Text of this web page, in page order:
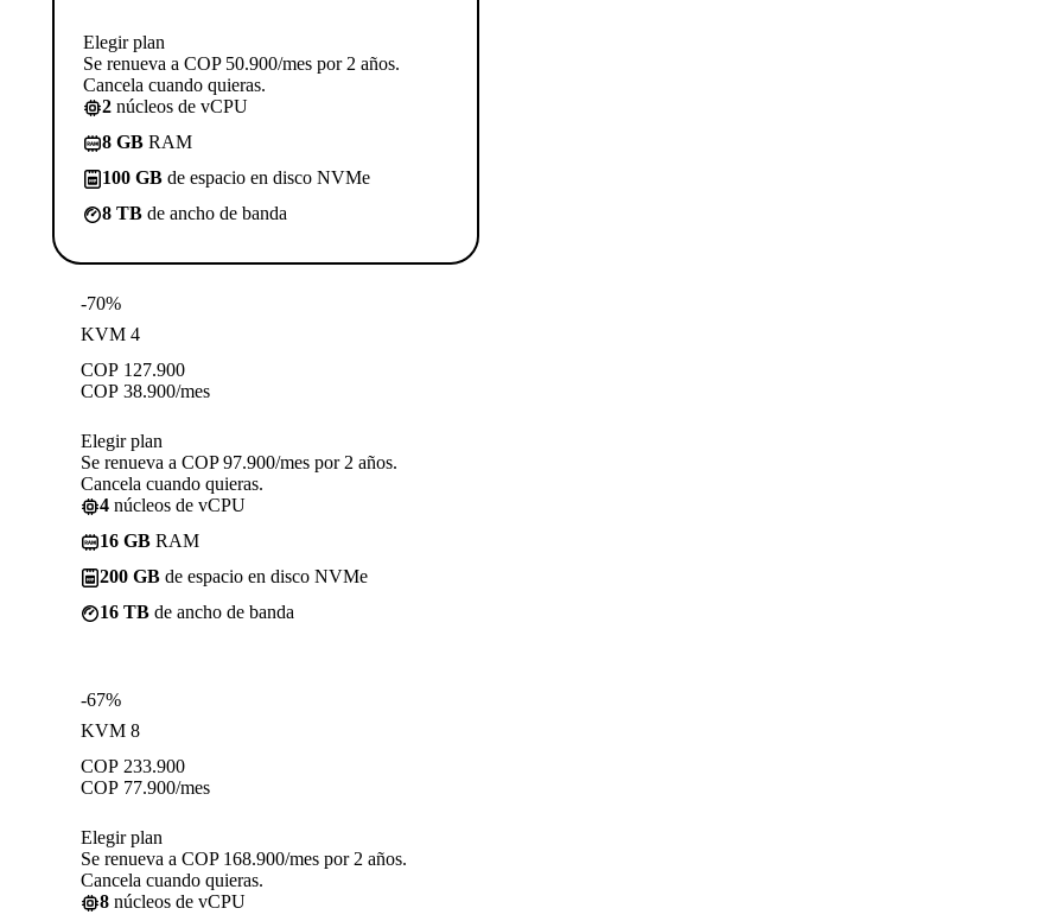
Elegir plan
Se renueva a COP 50.900/mes por 2 años.
Cancela cuando quieras.
2 núcleos de vCPU
8 GB RAM
100 GB de espacio en disco NVMe
8 TB de ancho de banda
-70%
KVM 4
COP 127.900
COP 38.900/mes
Elegir plan
Se renueva a COP 97.900/mes por 2 años.
Cancela cuando quieras.
4 núcleos de vCPU
16 GB RAM
200 GB de espacio en disco NVMe
16 TB de ancho de banda
-67%
KVM 8
COP 233.900
COP 77.900/mes
Elegir plan
Se renueva a COP 168.900/mes por 2 años.
Cancela cuando quieras.
8 núcleos de vCPU